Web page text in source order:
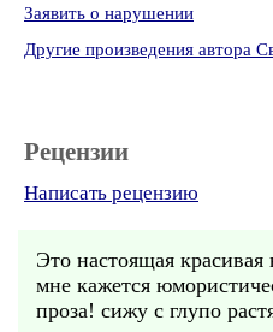
Заявить о нарушении
Другие произведения автора
Рецензии
Написать рецензию
Это настоящая
мне кажется
проза! сижу с глупо